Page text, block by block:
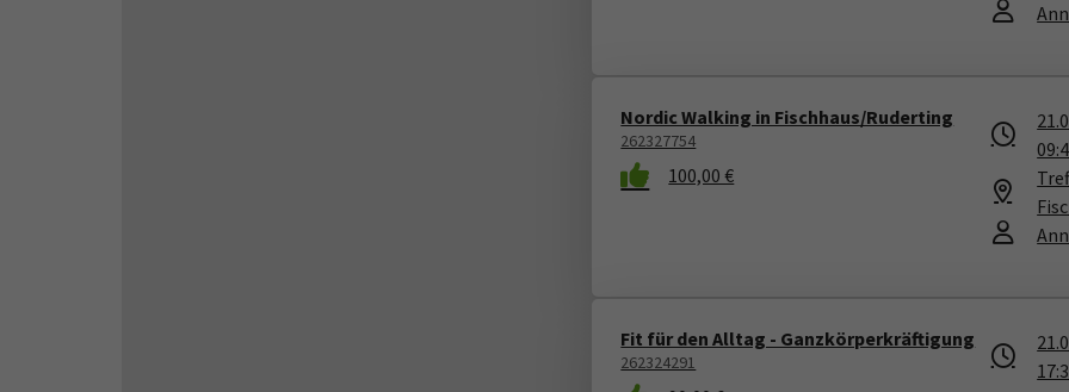
Nordic Walking in Fischhaus/Ruderting
262327754
100,00 €
Fit für den Alltag - Ganzkörperkräftigung
262324291